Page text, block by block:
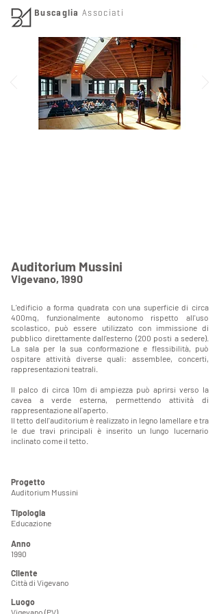
Buscaglia Associati
Auditorium Mussini
Vigevano, 1990
L'edificio a forma quadrata con una superficie di circa
400mq, funzionalmente autonomo rispetto all'uso
scolastico, può essere utilizzato con immissione di
pubblico direttamente dall'esterno (200 posti a sedere).
La sala per la sua conformazione e flessibilità, può
ospitare attività diverse quali: assemblee, concerti,
rappresentazioni teatrali.
Il palco di circa 10m di ampiezza può aprirsi verso la
cavea a verde esterna, permettendo attività di
rappresentazione all'aperto.
Il tetto dell'auditorium è realizzato in legno lamellare e tra
le due travi principali è inserito un lungo lucernario
inclinato come il tetto.
Progetto
Auditorium Mussini
Tipologia
Educazione
Anno
1990
Cliente
Città di Vigevano
Luogo
Vigevano (PV)